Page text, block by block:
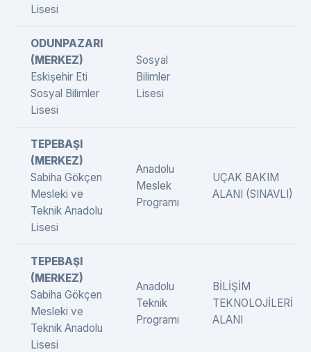
Lisesi
ODUNPAZARI
(MERKEZ)
Eskişehir Eti
Sosyal Bilimler
Lisesi
Sosyal
Bilimler
Lisesi
TEPEBAŞI
(MERKEZ)
Sabiha Gökçen
Mesleki ve
Teknik Anadolu
Lisesi
Anadolu
Meslek
Programı
UÇAK BAKIM
ALANI (SINAVLI)
TEPEBAŞI
(MERKEZ)
Sabiha Gökçen
Mesleki ve
Teknik Anadolu
Lisesi
Anadolu
Teknik
Programı
BİLİŞİM
TEKNOLOJİLERİ
ALANI